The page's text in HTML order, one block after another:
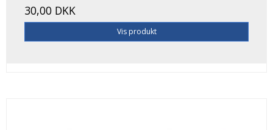
30,00 DKK
Vis produkt